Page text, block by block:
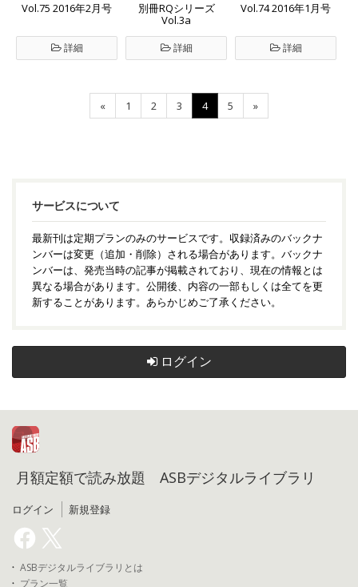
Vol.75 2016年2月号
詳細
別冊RQシリーズ
Vol.3a
詳細
Vol.74 2016年1月号
詳細
« 1 2 3 4 5 »
サービスについて
最新刊は定期プランのみのサービスです。収録済みのバックナ
ンバーは変更（追加・削除）される場合があります。バックナ
ンバーは、発売当時の記事が掲載されており、現在の情報とは
異なる場合があります。公開後、内容の一部もしくは全てを更
新することがあります。あらかじめご了承ください。
ログイン
月額定額で読み放題 ASBデジタルライブラリ
ログイン 新規登録
ASBデジタルライブラリとは
プラン一覧